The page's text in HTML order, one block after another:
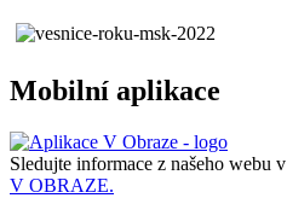
Mobilní aplikace
Sledujte informace z našeho webu v
V OBRAZE.